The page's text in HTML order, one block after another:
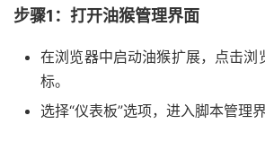
步骤1：打开油猴管理界面
在浏览器中启动油猴扩展，点击浏
标。
选择“仪表板”选项，进入脚本管理界